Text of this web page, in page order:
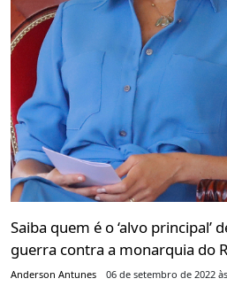
Saiba quem é o ‘alvo principal’
guerra contra a monarquia do
Anderson Antunes 06 de setembro de 2022